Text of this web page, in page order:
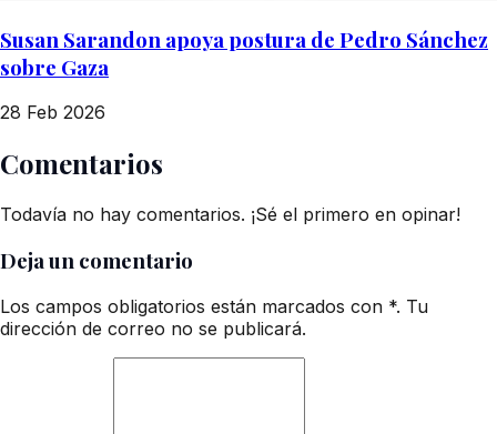
Susan Sarandon apoya postura de Pedro Sánchez
sobre Gaza
28 Feb 2026
Comentarios
Todavía no hay comentarios. ¡Sé el primero en opinar!
Deja un comentario
Los campos obligatorios están marcados con *. Tu
dirección de correo no se publicará.